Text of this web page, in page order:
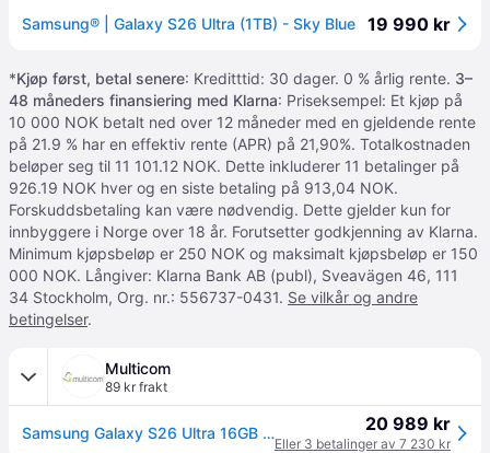
Samsung® | Galaxy S26 Ultra (1TB) - Sky Blue 19 990 kr
*Kjøp først, betal senere: Kreditttid: 30 dager. 0 % årlig rente. 3–
48 måneders finansiering med Klarna: Priseksempel: Et kjøp på
10 000 NOK betalt ned over 12 måneder med en gjeldende rente
på 21.9 % har en effektiv rente (APR) på 21,90%. Totalkostnaden
beløper seg til 11 101.12 NOK. Dette inkluderer 11 betalinger på
926.19 NOK hver og en siste betaling på 913,04 NOK.
Forskuddsbetaling kan være nødvendig. Dette gjelder kun for
innbyggere i Norge over 18 år. Forutsetter godkjenning av Klarna.
Minimum kjøpsbeløp er 250 NOK og maksimalt kjøpsbeløp er 150
000 NOK. Långiver: Klarna Bank AB (publ), Sveavägen 46, 111
34 Stockholm, Org. nr.: 556737-0431. Se vilkår og andre
betingelser.
Multicom
89 kr frakt
Samsung Galaxy S26 Ultra 16GB 1TB 6.9inch 3120x1440 2600nits Wifi7 BT6 USB3.2 UWB IP68 DS+eSim 5000mAh 60W incl black cable Blue (SM-S948BLBHEUB) 20 989 kr
Eller 3 betalinger av 7 230 kr